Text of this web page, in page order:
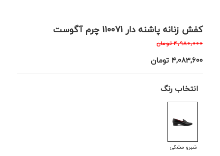
کفش زنانه پاشنه دار 110071 چرم آگوست
۴,۹۸۰,۰۰۰ تومان
۴,۰۸۳,۶۰۰تومان
انتخاب رنگ
شبرو مشکی